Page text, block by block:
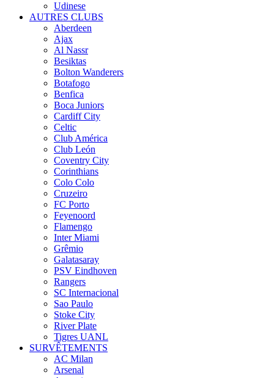
Udinese
AUTRES CLUBS
Aberdeen
Ajax
Al Nassr
Besiktas
Bolton Wanderers
Botafogo
Benfica
Boca Juniors
Cardiff City
Celtic
Club América
Club León
Coventry City
Corinthians
Colo Colo
Cruzeiro
FC Porto
Feyenoord
Flamengo
Inter Miami
Grêmio
Galatasaray
PSV Eindhoven
Rangers
SC Internacional
Sao Paulo
Stoke City
River Plate
Tigres UANL
SURVÊTEMENTS
AC Milan
Arsenal